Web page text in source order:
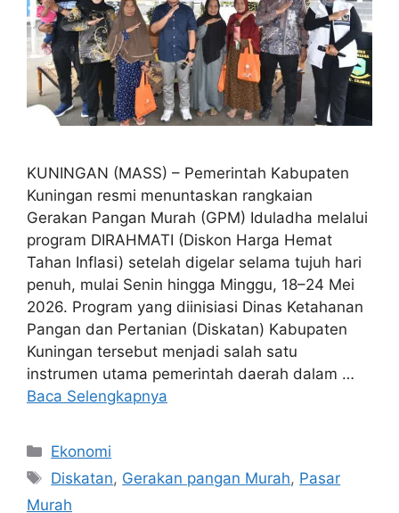
KUNINGAN (MASS) – Pemerintah Kabupaten
Kuningan resmi menuntaskan rangkaian
Gerakan Pangan Murah (GPM) Iduladha melalui
program DIRAHMATI (Diskon Harga Hemat
Tahan Inflasi) setelah digelar selama tujuh hari
penuh, mulai Senin hingga Minggu, 18–24 Mei
2026. Program yang diinisiasi Dinas Ketahanan
Pangan dan Pertanian (Diskatan) Kabupaten
Kuningan tersebut menjadi salah satu
instrumen utama pemerintah daerah dalam …
Baca Selengkapnya
Kategori
Ekonomi
Tag
Diskatan, Gerakan pangan Murah, Pasar
Murah